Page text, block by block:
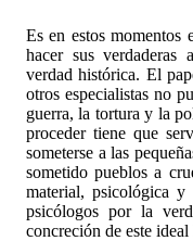
Es en estos momentos
hacer sus verdaderas
verdad histórica. El
otros especialistas no
guerra, la tortura y la
proceder tiene que
someterse a las
sometido pueblos a
material, psicológica
psicólogos por la
concreción de este